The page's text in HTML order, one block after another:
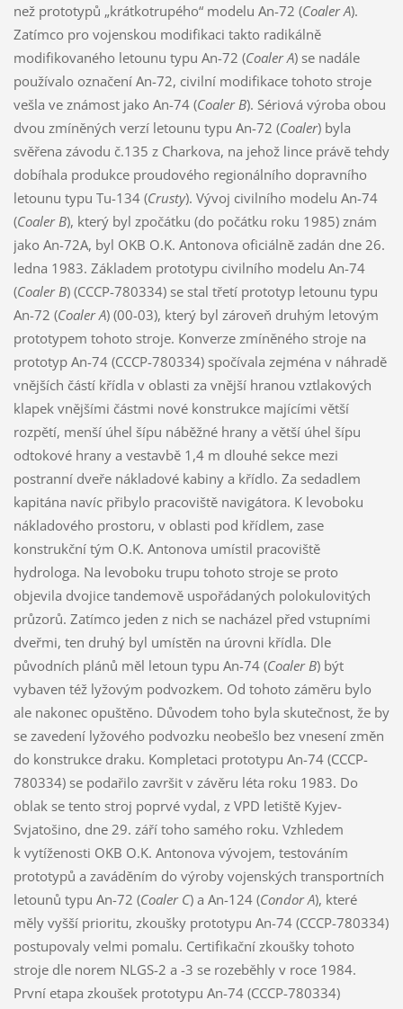
než prototypů „krátkotrupého“ modelu An-72 (Coaler A).
Zatímco pro vojenskou modifikaci takto radikálně
modifikovaného letounu typu An-72 (Coaler A) se nadále
používalo označení An-72, civilní modifikace tohoto stroje
vešla ve známost jako An-74 (Coaler B). Sériová výroba obou
dvou zmíněných verzí letounu typu An-72 (Coaler) byla
svěřena závodu č.135 z Charkova, na jehož lince právě tehdy
dobíhala produkce proudového regionálního dopravního
letounu typu Tu-134 (Crusty). Vývoj civilního modelu An-74
(Coaler B), který byl zpočátku (do počátku roku 1985) znám
jako An-72A, byl OKB O.K. Antonova oficiálně zadán dne 26.
ledna 1983. Základem prototypu civilního modelu An-74
(Coaler B) (CCCP-780334) se stal třetí prototyp letounu typu
An-72 (Coaler A) (00-03), který byl zároveň druhým letovým
prototypem tohoto stroje. Konverze zmíněného stroje na
prototyp An-74 (CCCP-780334) spočívala zejména v náhradě
vnějších částí křídla v oblasti za vnější hranou vztlakových
klapek vnějšími částmi nové konstrukce majícími větší
rozpětí, menší úhel šípu náběžné hrany a větší úhel šípu
odtokové hrany a vestavbě 1,4 m dlouhé sekce mezi
postranní dveře nákladové kabiny a křídlo. Za sedadlem
kapitána navíc přibylo pracoviště navigátora. K levoboku
nákladového prostoru, v oblasti pod křídlem, zase
konstrukční tým O.K. Antonova umístil pracoviště
hydrologa. Na levoboku trupu tohoto stroje se proto
objevila dvojice tandemově uspořádaných polokulovitých
průzorů. Zatímco jeden z nich se nacházel před vstupními
dveřmi, ten druhý byl umístěn na úrovni křídla. Dle
původních plánů měl letoun typu An-74 (Coaler B) být
vybaven též lyžovým podvozkem. Od tohoto záměru bylo
ale nakonec opuštěno. Důvodem toho byla skutečnost, že by
se zavedení lyžového podvozku neobešlo bez vnesení změn
do konstrukce draku. Kompletaci prototypu An-74 (CCCP-
780334) se podařilo završit v závěru léta roku 1983. Do
oblak se tento stroj poprvé vydal, z VPD letiště Kyjev-
Svjatošino, dne 29. září toho samého roku. Vzhledem
k vytíženosti OKB O.K. Antonova vývojem, testováním
prototypů a zaváděním do výroby vojenských transportních
letounů typu An-72 (Coaler C) a An-124 (Condor A), které
měly vyšší prioritu, zkoušky prototypu An-74 (CCCP-780334)
postupovaly velmi pomalu. Certifikační zkoušky tohoto
stroje dle norem NLGS-2 a -3 se rozeběhly v roce 1984.
První etapa zkoušek prototypu An-74 (CCCP-780334)